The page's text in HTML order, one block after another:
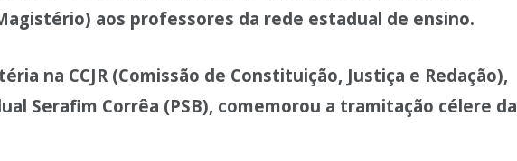
aos professores da rede estadual de ensino.
na CCJR (Comissão de Constituição, Justiça e Redação),
Serafim Corrêa (PSB), comemorou a tramitação célere da